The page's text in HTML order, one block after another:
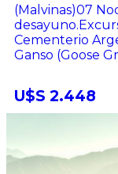
(Malvinas)07
Cementerio
Ganso (Goose
U$S 2.448